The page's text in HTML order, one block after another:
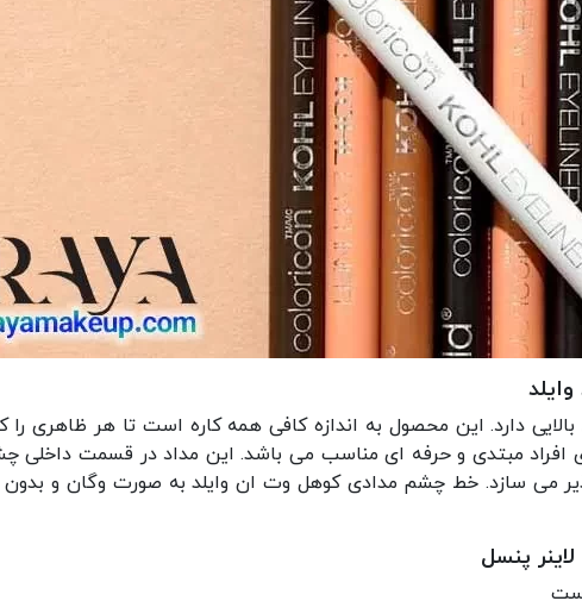
دارد. این محصول به اندازه کافی همه کاره است تا هر ظاهری را
افراد مبتدی و حرفه ای مناسب می باشد. این مداد در قسمت داخلی
می سازد. خط چشم مدادی کوهل وت ان وایلد به صورت وگان و
پنسل